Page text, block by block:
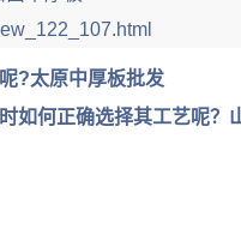
?太原中厚板批发
如何正确选择其工艺呢？